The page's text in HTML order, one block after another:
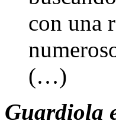
con una
(…)
Guardiola